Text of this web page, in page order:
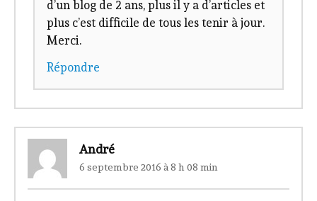
d’un blog de 2 ans, plus il y a d’articles et
plus c’est difficile de tous les tenir à jour.
Merci.
Répondre
André
6 septembre 2016 à 8 h 08 min